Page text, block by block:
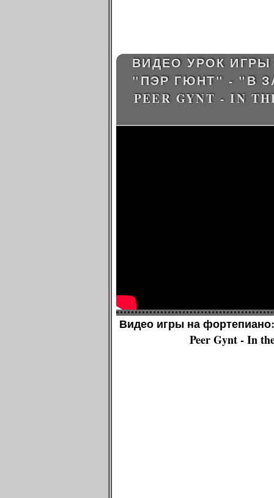
ВИДЕО УРОК
"ПЭР ГЮНТ" - "В
PEER GYNT - IN
Видео игры на
Peer Gynt - In